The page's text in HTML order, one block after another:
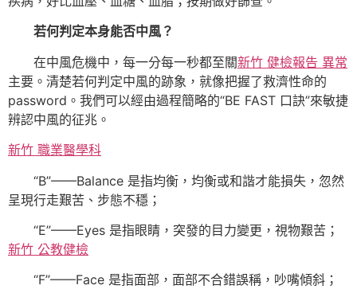
若何判定本身能否中風？
在中風危機中，每一分每一秒都至關新竹 健檢報告 異常
主要。清楚若何判定中風的跡象，就像把握了救濟性命的
password。我們可以經由過程簡略的“BE FAST 口訣”來敏捷
辨認中風的征兆。
新竹 職業醫學科
“B”——Balance 是指均衡，均衡或和諧才能損失，忽然
呈現行走艱苦、步態不穩；
“E”——Eyes 是指眼睛，突發的目力變更，視物艱苦；
新竹 公教健檢
“F”——Face 是指面部，面部不合錯誤稱，吵嘴傾斜；